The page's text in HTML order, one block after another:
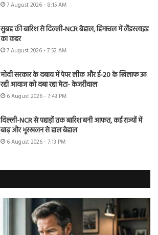
7 August 2026 - 8:15 AM
सुबह की बारिश से दिल्ली-NCR बेहाल, हिमाचल में लैंडस्लाइड
का कहर
7 August 2026 - 7:52 AM
मोदी सरकार के दबाव में पेपर लीक और ई-20 के खिलाफ उठ
रही आवाज को दबा रहा मेटा- केजरीवाल
6 August 2026 - 7:43 PM
दिल्ली-NCR से पहाड़ों तक बारिश बनी आफत, कई राज्यों में
बाढ़ और भूस्खलन से हाल बेहाल
6 August 2026 - 7:13 PM